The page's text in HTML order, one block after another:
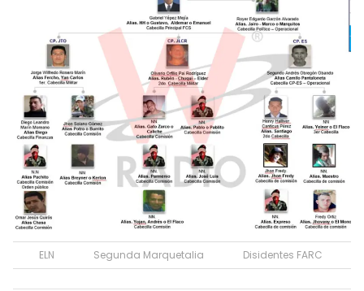
ELN Segunda Marquetalia Disidentes FARC